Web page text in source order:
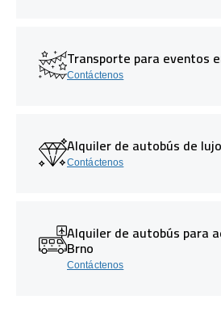
Transporte para eventos
Contáctenos
Alquiler de autobús de
Contáctenos
Alquiler de autobús para
Brno
Contáctenos